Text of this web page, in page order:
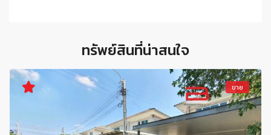
ทรัพย์สินที่น่าสนใจ
ขาย